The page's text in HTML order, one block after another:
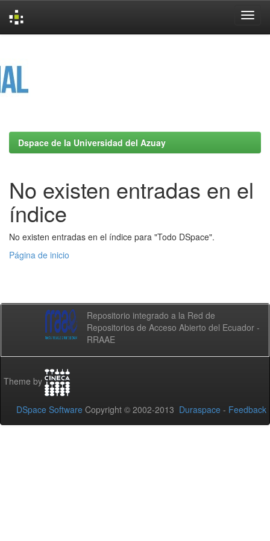
Dspace de la Universidad del Azuay
No existen entradas en el
índice
No existen entradas en el índice para "Todo DSpace".
Página de inicio
Repositorio integrado a la Red de
Repositorios de Acceso Abierto del Ecuador -
RRAAE
Theme by
DSpace Software Copyright © 2002-2013 Duraspace - Feedback